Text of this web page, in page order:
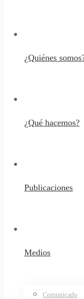
¿Quiénes
¿Qué hacemos?
Publicaciones
Medios
Comunicado